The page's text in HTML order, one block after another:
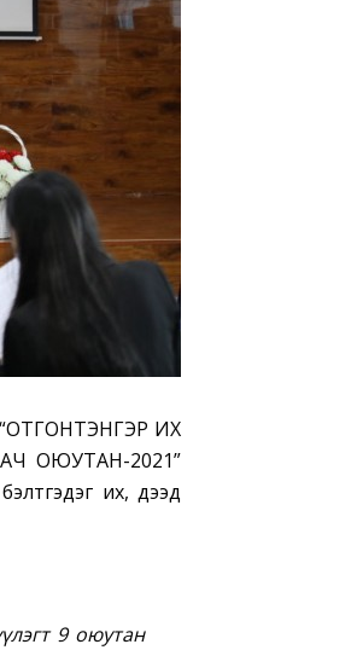
“ОТГОНТЭНГЭР ИХ
ОЮУТАН-2021”
их, дээд
9 оюутан